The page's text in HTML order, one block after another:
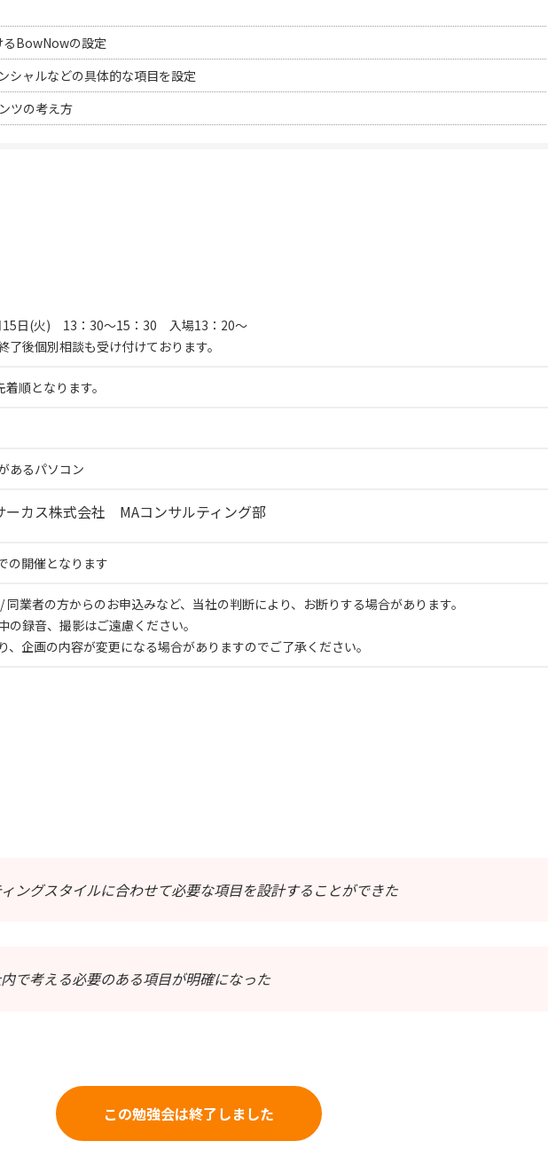
るBowNowの設定
シャルなどの具体的な項目を設定
ツの考え方
15日(火) 13：30～15：30 入場13：20～
了後個別相談も受け付けております。
順となります。
あるパソコン
ーカス株式会社 MAコンサルティング部
の開催となります
業者の方からのお申込みなど、当社の判断により、お断りする場合があります。
の録音、撮影はご遠慮ください。
、企画の内容が変更になる場合がありますのでご了承ください。
ングスタイルに合わせて必要な項目を設計することができた
で考える必要のある項目が明確になった
この勉強会は終了しました